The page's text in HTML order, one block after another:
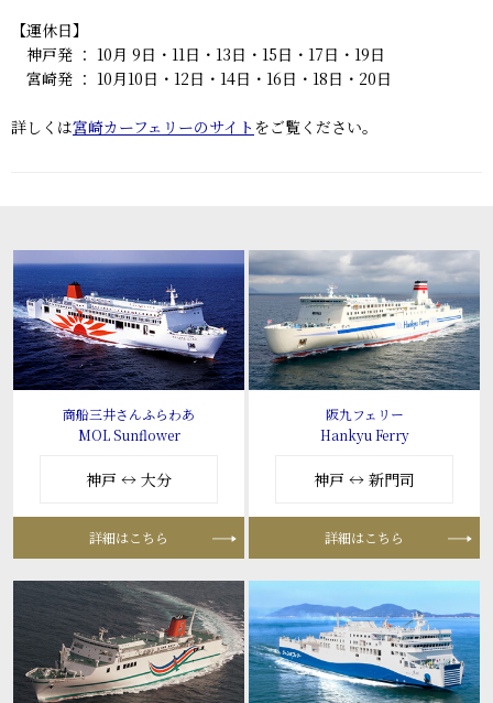
【運休日】
神戸発 ： 10月 9日・11日・13日・15日・17日・19日
宮崎発 ： 10月10日・12日・14日・16日・18日・20日
詳しくは宮崎カーフェリーのサイト をご覧ください。
商船三井さんふらわあ
MOL Sunflower
神戸 ↔ 大分
詳細はこちら
阪九フェリー
Hankyu Ferry
神戸 ↔ 新門司
詳細はこちら